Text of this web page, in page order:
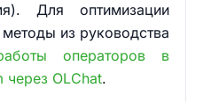
Для оптимизации
из руководства
операторов в
через OLChat.